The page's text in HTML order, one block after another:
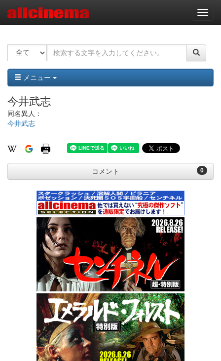
ナ
ビ
ー
ョ
ン
メニュー
今井武志
同名異人：
今井武志
0
コメント